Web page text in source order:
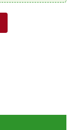
CHEM 5019 số